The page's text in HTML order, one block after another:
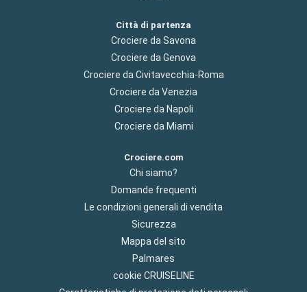
Città di partenza
Crociere da Savona
Crociere da Genova
Crociere da Civitavecchia-Roma
Crociere da Venezia
Crociere da Napoli
Crociere da Miami
Crociere.com
Chi siamo?
Domande frequenti
Le condizioni generali di vendita
Sicurezza
Mappa del sito
Palmares
cookie CRUISELINE